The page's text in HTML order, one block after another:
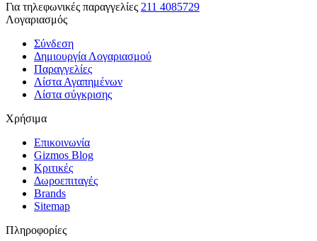
Για τηλεφωνικές παραγγελίες 211 4085729
Λογαριασμός
Σύνδεση
Δημιουργία Λογαριασμού
Παραγγελίες
Λίστα Αγαπημένων
Λίστα σύγκρισης
Χρήσιμα
Επικοινωνία
Gizmos Blog
Κριτικές
Δωροεπιταγές
Brands
Sitemap
Πληροφορίες